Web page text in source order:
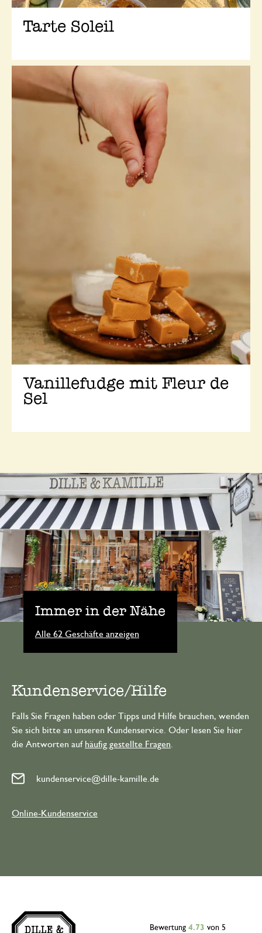
Tarte Soleil
Vanillefudge mit Fleur de
Sel
Immer in der Nähe
Alle 62 Geschäfte anzeigen
Kundenservice/Hilfe
Falls Sie Fragen haben oder Tipps und Hilfe brauchen, wenden
Sie sich bitte an unseren Kundenservice. Oder lesen Sie hier
die Antworten auf häufig gestellte Fragen
kundenservice@dille-kamille.de
Online-Kundenservice
Bewertung 4.73 von 5